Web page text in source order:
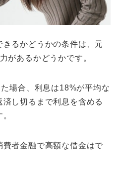
るかどうかの条件は、元
があるかどうかです。
場合、利息は18%が平均な
し切るまで利息を含める
者金融で高額な借金はで